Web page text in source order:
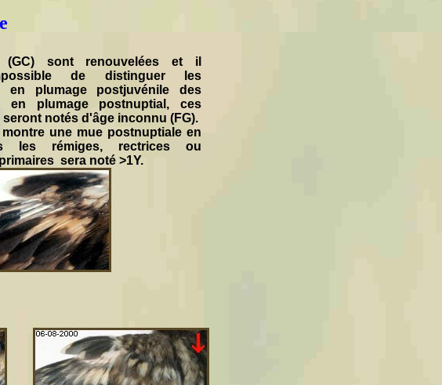
(GC) sont renouvelées et il
de distinguer les
en plumage postjuvénile des
en plumage postnuptial, ces
seront notés d'âge inconnu (FG).
une mue postnuptiale en
les rémiges, rectrices ou
sera noté >1Y.